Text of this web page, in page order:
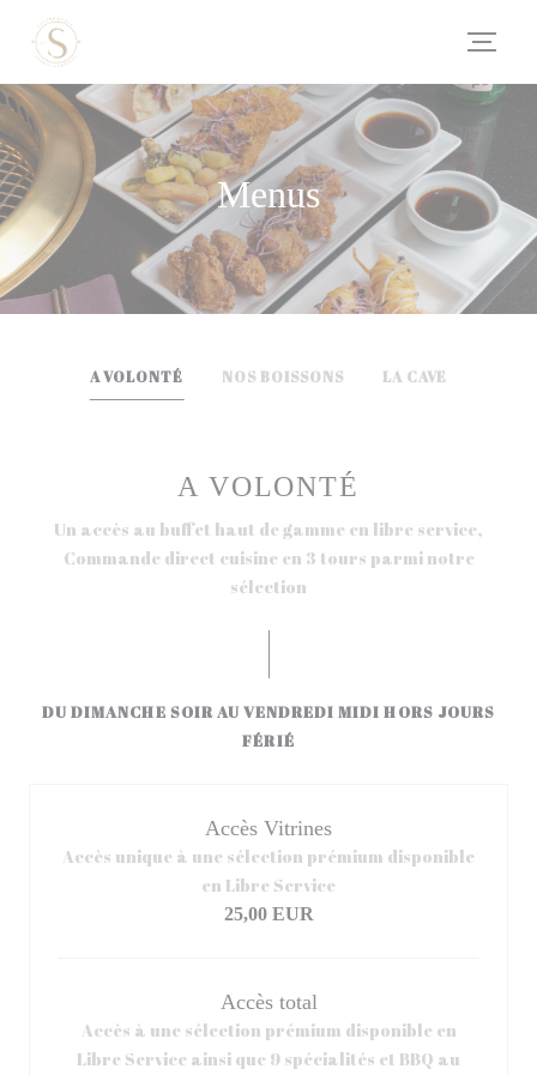
Personalizing your cookie choices
Menus
A VOLONTÉ NOS BOISSONS LA CAVE
A VOLONTÉ
Un accès au buffet haut de gamme en libre service,
Commande direct cuisine en 3 tours parmi notre
sélection
DU DIMANCHE SOIR AU VENDREDI MIDI HORS JOURS
FÉRIÉ
Accès Vitrines
Accès unique à une sélection prémium disponible
en Libre Service
25,00 EUR
Accès total
Accès à une sélection prémium disponible en
Libre Service ainsi que 9 spécialités et BBQ au